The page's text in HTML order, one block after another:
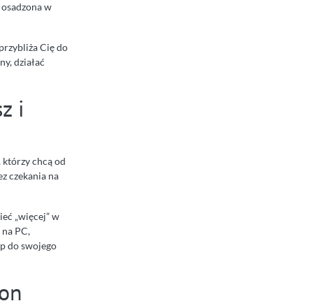
w
Cię do
działać
i
którzy chcą od
czekania na
„więcej” w
PC,
do swojego